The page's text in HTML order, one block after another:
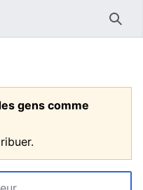
gens comme